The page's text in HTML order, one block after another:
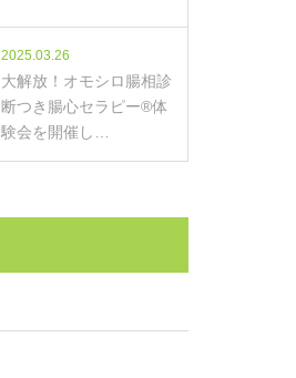
2025.03.26
大解放！オモシロ腸相診
断つき腸心セラピー®体
験会を開催し…